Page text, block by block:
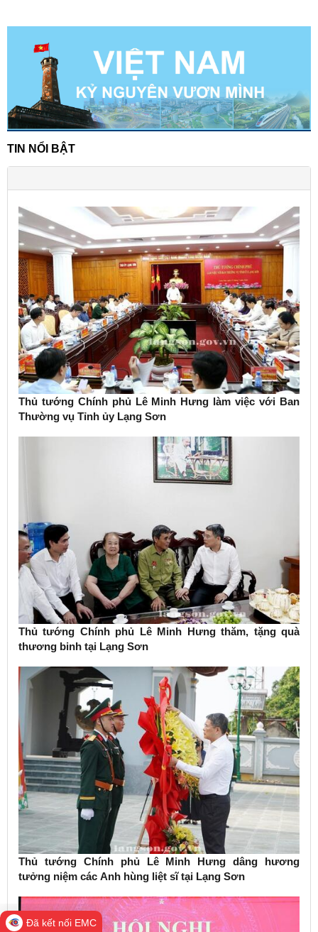
TIN NỔI BẬT
Thủ tướng Chính phủ Lê Minh Hưng làm việc với Ban
Thường vụ Tỉnh ủy Lạng Sơn
Thủ tướng Chính phủ Lê Minh Hưng thăm, tặng quà
thương binh tại Lạng Sơn
Thủ tướng Chính phủ Lê Minh Hưng dâng hương
tưởng niệm các Anh hùng liệt sĩ tại Lạng Sơn
Đã kết nối EMC